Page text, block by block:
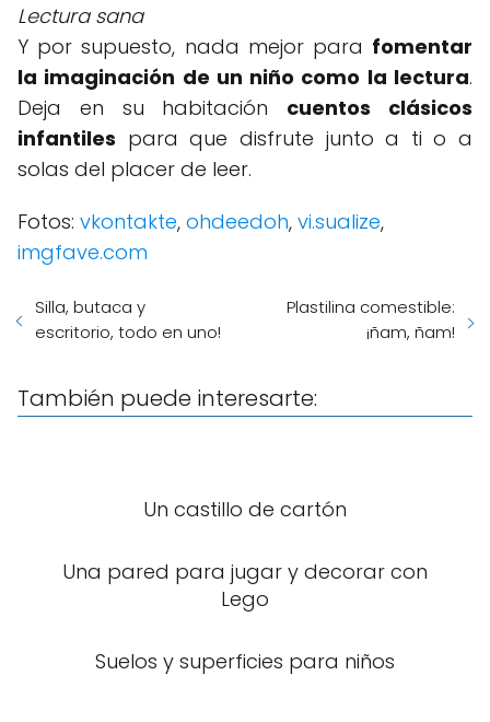
Lectura sana
Y por supuesto, nada mejor para fomentar
la imaginación de un niño como la lectura.
Deja en su habitación cuentos clásicos
infantiles para que disfrute junto a ti o a
solas del placer de leer.
Fotos: vkontakte, ohdeedoh, vi.sualize,
imgfave.com
Silla, butaca y
escritorio, todo en uno!
Plastilina comestible:
¡ñam, ñam!
También puede interesarte:
Un castillo de cartón
Una pared para jugar y decorar con
Lego
Suelos y superficies para niños